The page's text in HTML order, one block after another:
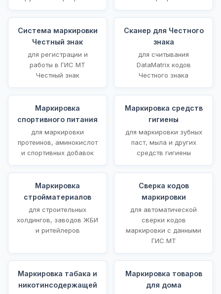
Система маркировки
Честный знак
для регистрации и
работы в ГИС МТ
Честный знак
Сканер для Честного
знака
для считывания
DataMatrix кодов
Честного знака
Маркировка
спортивного питания
для маркировки
протеинов, аминокислот
и спортивных добавок
Маркировка средств
гигиены
для маркировки зубных
паст, мыла и других
средств гигиены
Маркировка
стройматериалов
для строительных
холдингов, заводов ЖБИ
и ритейлеров
Сверка кодов
маркировки
для автоматической
сверки кодов
маркировки с данными
ГИС МТ
Маркировка табака и
никотинсодержащей
Маркировка товаров
для дома